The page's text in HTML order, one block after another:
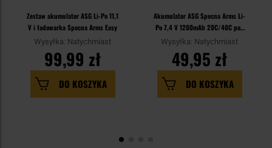
Zestaw akumulator ASG Li-Po 11,1
V i ładowarka Specna Arms Easy
Wysyłka: Natychmiast
99,99 zł
DO KOSZYKA
Akumulator ASG Specna Arms Li-
Po 7,4 V 1200mAh 20C/40C pod
pokrywę AK - T-Connect
Wysyłka: Natychmiast
49,95 zł
DO KOSZYKA